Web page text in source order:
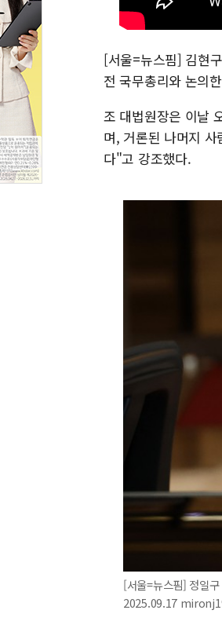
[서울=뉴스핌] 김현
전 국무총리와 논의
조 대법원장은 이날
며, 거론된 나머지
다"고 강조했다.
[서울=뉴스핌] 정일
2025.09.17